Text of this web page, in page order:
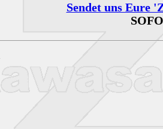
Sendet uns Eure